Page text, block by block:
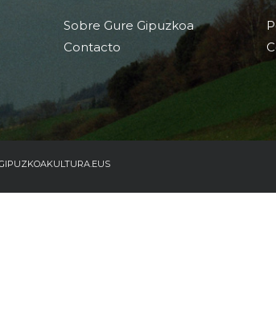
Sobre Gure Gipuzkoa
Contacto